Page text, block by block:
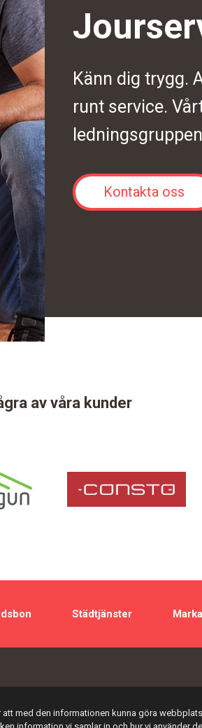
Känn dig trygg.
runt service.
Kontakta oss
av våra kunder
Städtjänster
med den informationen kunna göra
information vi samlar in och hur vi använder